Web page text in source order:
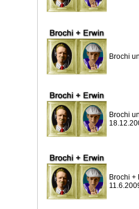
Brochi
Brochi
Brochi +